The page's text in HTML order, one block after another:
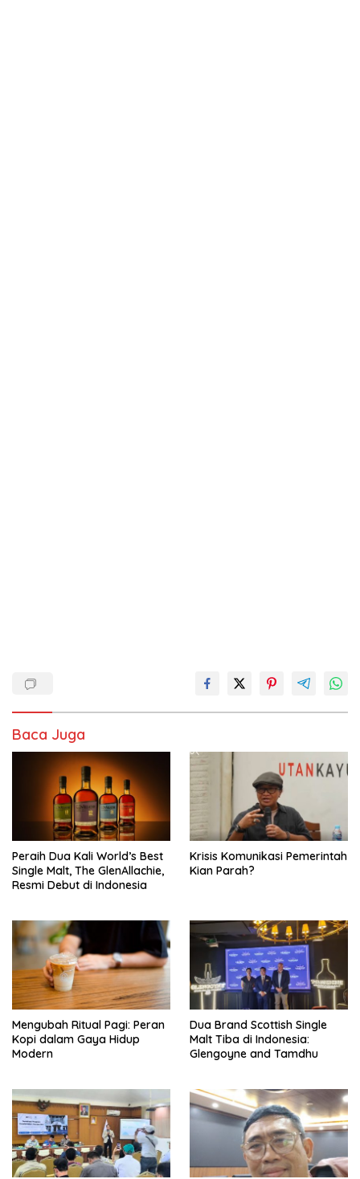
Baca Juga
Peraih Dua Kali World’s Best
Single Malt, The GlenAllachie,
Resmi Debut di Indonesia
Krisis Komunikasi Pemerintah
Kian Parah?
Mengubah Ritual Pagi: Peran
Kopi dalam Gaya Hidup
Modern
Dua Brand Scottish Single
Malt Tiba di Indonesia:
Glengoyne and Tamdhu